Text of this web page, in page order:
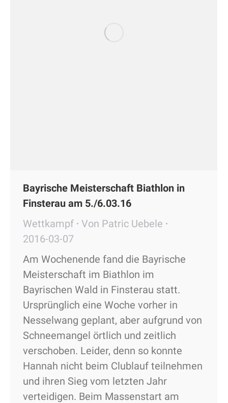
Bayrische Meisterschaft Biathlon in
Finsterau am 5./6.03.16
Wettkampf
Von Patric Uebele
2016-03-07
Am Wochenende fand die Bayrische
Meisterschaft im Biathlon im
Bayrischen Wald in Finsterau statt.
Ursprünglich eine Woche vorher in
Nesselwang geplant, aber aufgrund von
Schneemangel örtlich und zeitlich
verschoben. Leider, denn so konnte
Hannah nicht beim Clublauf teilnehmen
und ihren Sieg vom letzten Jahr
verteidigen. Beim Massenstart am